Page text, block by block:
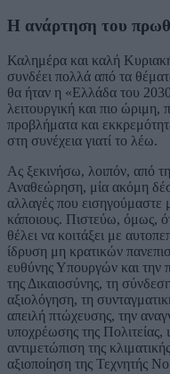
Η ανάρτηση του
Καλημέρα και καλή
συνδέει πολλά από τα
θα ήταν η «Ελλάδα του
λειτουργική και πιο ώριμη,
προβλήματα και
στη συνέχεια γιατί το λέω.
Ας ξεκινήσω, λοιπόν, από
Αναθεώρηση, μία ακόμη
αλλαγές που εισηγούμαστε
κάποιους. Πιστεύω, όμως,
θέλει να κοιτάξει με
ίδρυση μη κρατικών
ευθύνης Υπουργών και την
της Δικαιοσύνης, τη
αξιολόγηση, τη
απειλή πτώχευσης, την
υποχρέωσης της Πολιτείας,
αντιμετώπιση της
αξιοποίηση της Τεχνητής